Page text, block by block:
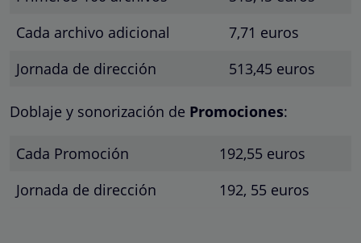
Cada archivo adicional
7,71 euros
Jornada de dirección
513,45 euros
Doblaje y sonorización de Promociones:
Cada Promoción
192,55 euros
Jornada de dirección
192, 55 euros